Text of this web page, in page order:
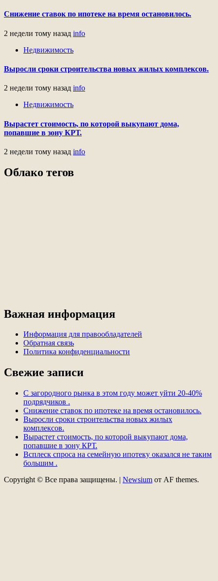
Снижение ставок по ипотеке на время остановилось.
2 недели тому назад info
Недвижимость
Выросли сроки строительства новых жилых комплексов.
2 недели тому назад info
Недвижимость
Вырастет стоимость, по которой выкупают дома,
попавшие в зону КРТ.
2 недели тому назад info
Облако тегов
Важная информация
Информация для правообладателей
Обратная связь
Политика конфиденциальности
Свежие записи
С загородного рынка в этом году может уйти 20-40%
подрядчиков .
Снижение ставок по ипотеке на время остановилось.
Выросли сроки строительства новых жилых
комплексов.
Вырастет стоимость, по которой выкупают дома,
попавшие в зону КРТ.
Всплеск спроса на семейную ипотеку оказался не таким
большим .
Copyright © Все права защищены. | Newsium от AF themes.